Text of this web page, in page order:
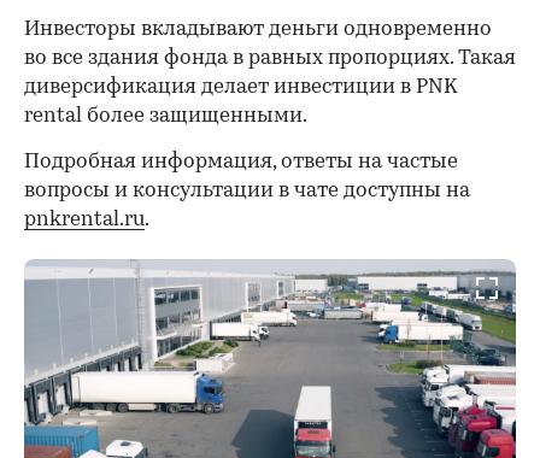
Инвесторы вкладывают деньги одновременно
во все здания фонда в равных пропорциях. Такая
диверсификация делает инвестиции в PNK
rental более защищенными.
Подробная информация, ответы на частые
вопросы и консультации в чате доступны на
pnkrental.ru.